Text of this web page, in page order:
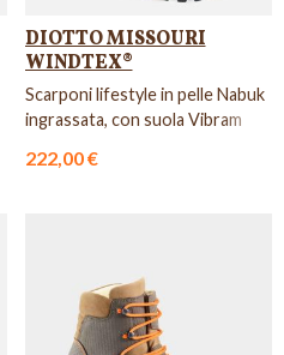
DIOTTO MISSOURI
WINDTEX®
Scarponi lifestyle in pelle Nabuk
ingrassata, con suola Vibram
222,00 €